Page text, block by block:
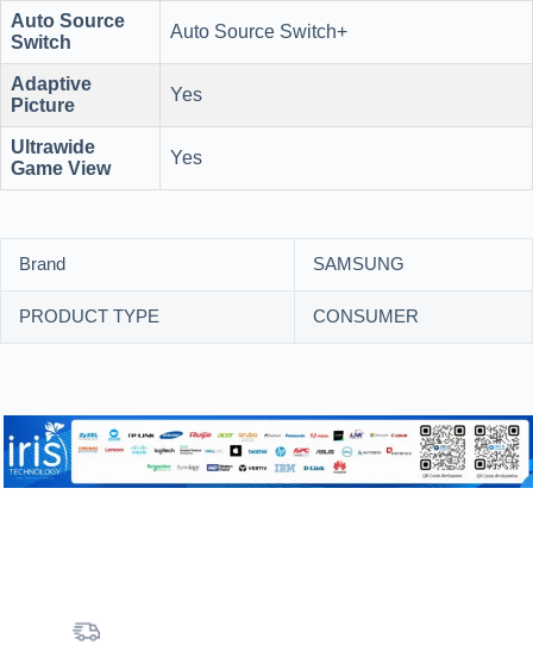
Auto Source
Switch
Auto Source Switch+
Adaptive
Picture
Yes
Ultrawide
Game View
Yes
Brand
SAMSUNG
PRODUCT TYPE
CONSUMER